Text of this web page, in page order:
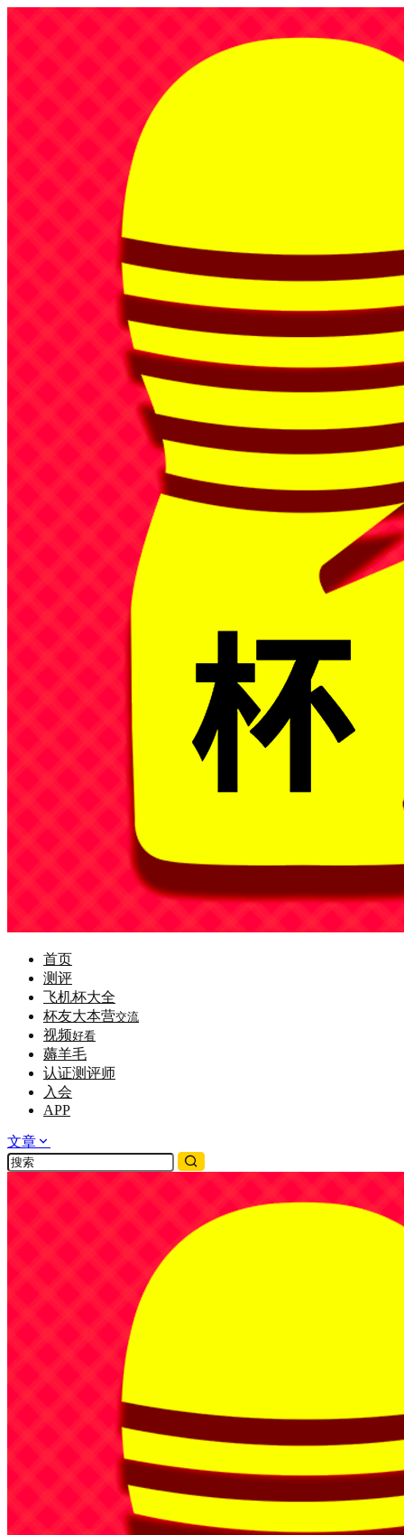
首页
测评
飞机杯大全
杯友大本营交流
视频好看
薅羊毛
认证测评师
入会
APP
文章